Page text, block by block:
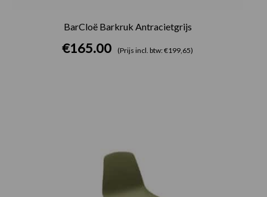
BarCloë Barkruk Antracietgrijs
€165.00 (Prijs incl. btw: €199,65)